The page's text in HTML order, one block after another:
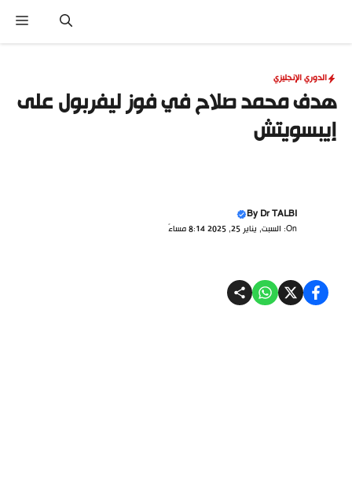
المحتوى
الدوري الإنجليزي
هدف محمد صلاح في فوز ليفربول على
إيبسويتش
ByDr TALBI
On: السبت, يناير 25, 2025 8:14 مساءً